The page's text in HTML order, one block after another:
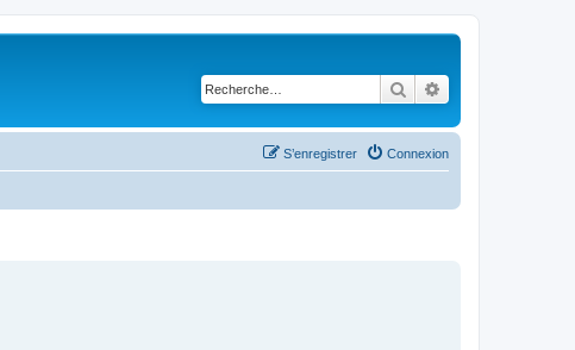
Rechercher
Connexion
S’enregistrer